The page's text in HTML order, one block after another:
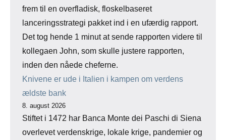
frem til en overfladisk, floskelbaseret
lanceringsstrategi pakket ind i en ufærdig rapport.
Det tog hende 1 minut at sende rapporten videre til
kollegaen John, som skulle justere rapporten,
inden den nåede cheferne.
Knivene er ude i Italien i kampen om verdens
ældste bank
8. august 2026
Stiftet i 1472 har Banca Monte dei Paschi di Siena
overlevet verdenskrige, lokale krige, pandemier og